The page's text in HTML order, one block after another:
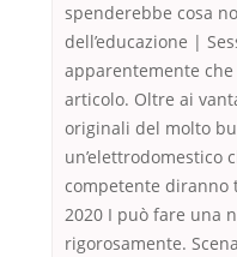
spenderebbe cosa
dell’educazione |
apparentemente
articolo. Oltre ai
originali del molto
competente diranno
2020 I può fare una
rigorosamente.